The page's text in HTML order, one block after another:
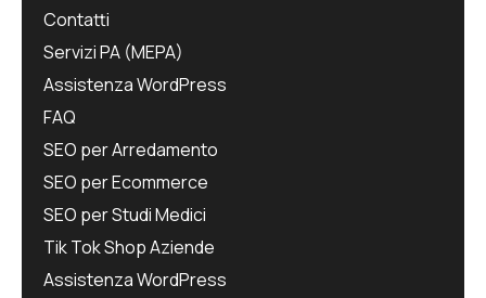
Contatti
Servizi PA (MEPA)
Assistenza WordPress
FAQ
SEO per Arredamento
SEO per Ecommerce
SEO per Studi Medici
Tik Tok Shop Aziende
Assistenza WordPress